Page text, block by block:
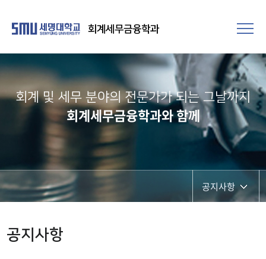
회계세무금융학과
회계 및 세무 분야의 전문가가 되는 그날까지
회계세무금융학과와 함께
공지사항
공지사항